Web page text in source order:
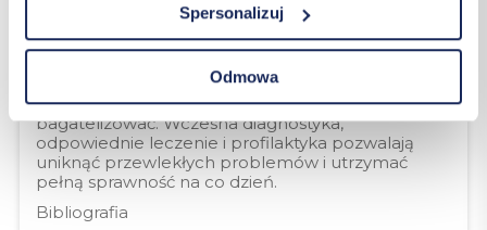
Spersonalizuj
Odmowa
BÓL ŁOPATKI –
PODSUMOWANIE
Bóle pleców pod łopatkami nie zawsze oznaczają
poważną chorobę, ale nigdy nie należy ich
bagatelizować. Wczesna diagnostyka,
odpowiednie leczenie i profilaktyka pozwalają
uniknąć przewlekłych problemów i utrzymać
pełną sprawność na co dzień.
Bibliografia